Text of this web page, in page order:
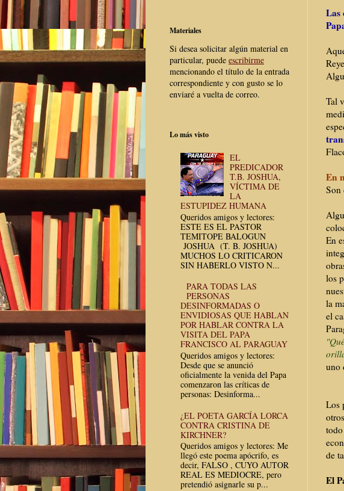
Las
Tal
En
Son
En
los
la
el
uno
Los
de
El
Materiales
Si desea solicitar algún material en
particular, puede escribirme
mencionando el título de la entrada
correspondiente y con gusto se lo
enviaré a vuelta de correo.
Lo más visto
EL
PREDICADOR
T.B. JOSHUA,
VÍCTIMA DE
LA
ESTUPIDEZ HUMANA
Queridos amigos y lectores:
ESTE ES EL PASTOR
TEMITOPE BALOGUN
JOSHUA (T. B. JOSHUA)
MUCHOS LO CRITICARON
SIN HABERLO VISTO N...
PARA TODAS LAS
PERSONAS
DESINFORMADAS O
ENVIDIOSAS QUE HABLAN
POR HABLAR CONTRA LA
VISITA DEL PAPA
FRANCISCO AL PARAGUAY
Queridos amigos y lectores:
Desde que se anunció
oficialmente la venida del Papa
comenzaron las críticas de
personas: Desinforma...
¿EL POETA GARCÍA LORCA
CONTRA CRISTINA DE
KIRCHNER?
Queridos amigos y lectores: Me
llegó este poema apócrifo, es
decir, FALSO , CUYO AUTOR
REAL ES MEDIOCRE, pero
pretendió asignarle su p...